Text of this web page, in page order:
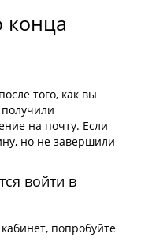
конца
того, как вы
на почту. Если
но не завершили
войти в
попробуйте